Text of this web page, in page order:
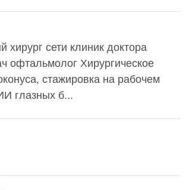
хирург сети клиник доктора
офтальмолог Хирургическое
стажировка на рабочем
глазных б...